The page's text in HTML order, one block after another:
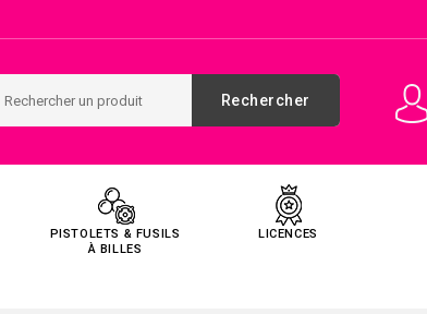
Rechercher
PISTOLETS & FUSILS
À BILLES
LICENCES